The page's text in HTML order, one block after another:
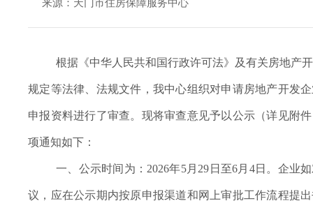
来源：天门市住房保障服务中心
根据《中华人民共和国行政许可法》及有关房地产
规定等法律、法规文件，我中心组织对申请房地产开发
申报资料进行了审查。现将审查意见予以公示（详见附
项通知如下：
一、公示时间为： 2026年5月29日至6月4日。企业
议，应在公示期内按原申报渠道和网上审批工作流程提